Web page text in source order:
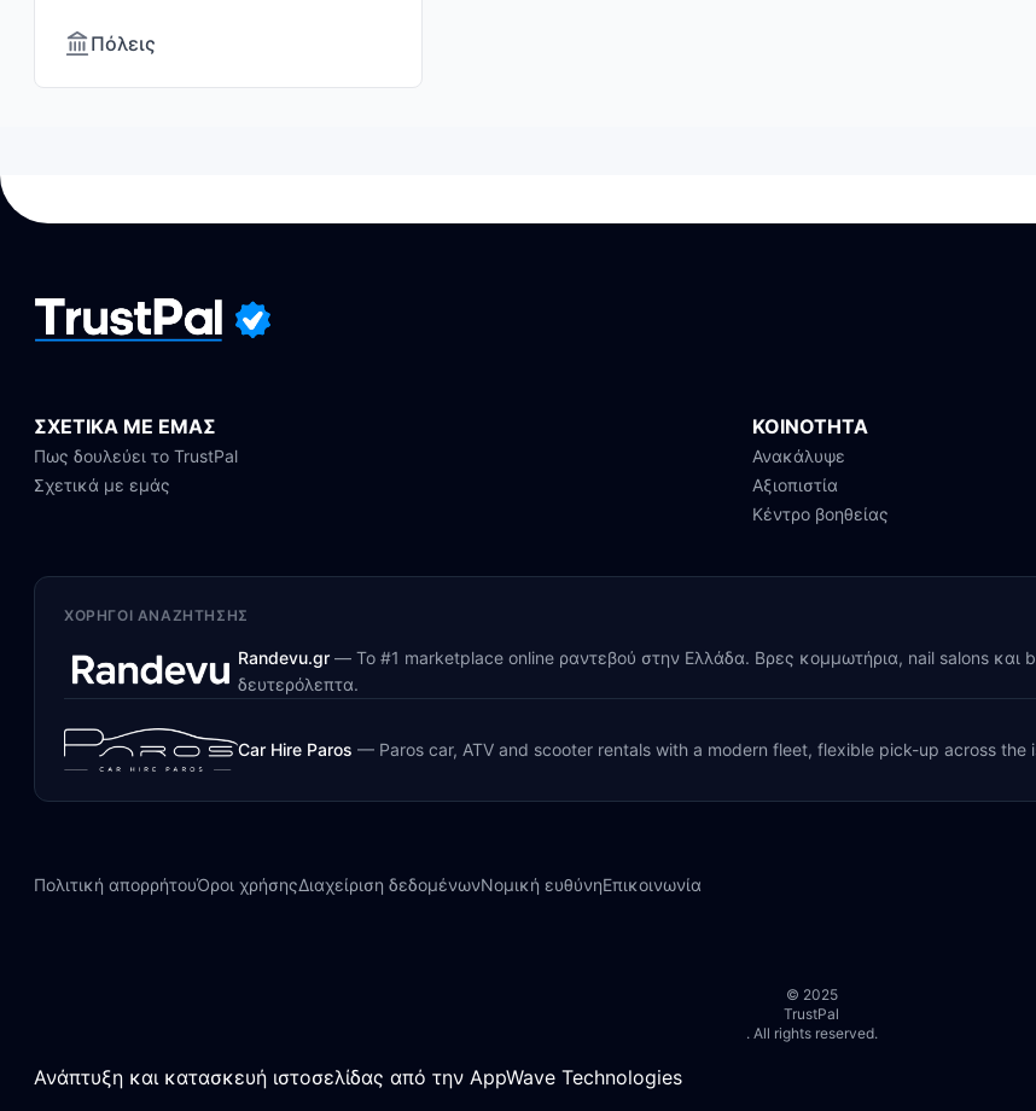
Πόλεις
ΣΧΕΤΙΚΑ ΜΕ ΕΜΑΣ
Πως δουλεύει το TrustPal
Σχετικά με εμάς
ΚΟΙΝΟΤΗΤΑ
Ανακάλυψε
Αξιοπιστία
Κέντρο βοηθείας
ΧΟΡΗΓΟΊ ΑΝΑΖΉΤΗΣΗΣ
Randevu.gr — Το #1 marketplace online ραντεβού στην Ελλάδα. Βρες κομμωτήρια, nail salons και
δευτερόλεπτα.
Car Hire Paros — Paros car, ATV and scooter rentals with a modern fleet, flexible pick-up across
Πολιτική απορρήτουΌροι χρήσηςΔιαχείριση δεδομένωνΝομική ευθύνηΕπικοινωνία
© 2025
TrustPal
. All rights reserved.
Ανάπτυξη και κατασκευή ιστοσελίδας από την AppWave Technologies